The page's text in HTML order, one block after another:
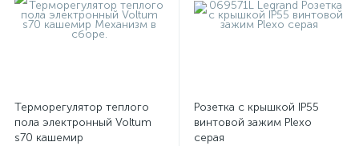
Терморегулятор теплого
пола электронный Voltum
s70 кашемир
Розетка с крышкой IP55
винтовой зажим Plexo
серая